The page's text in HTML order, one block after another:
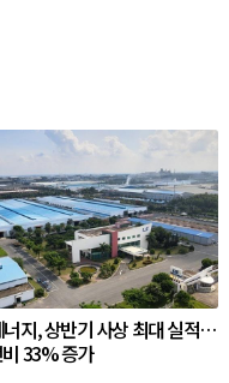
지, 상반기 사상 최대 실적…
33% 증가